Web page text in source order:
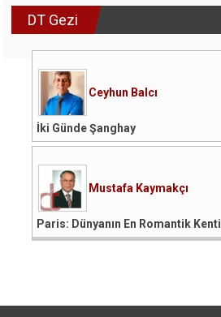
DT Gezi
Ceyhun Balcı
İki Günde Şanghay
Mustafa Kaymakçı
Paris: Dünyanın En Romantik Kenti